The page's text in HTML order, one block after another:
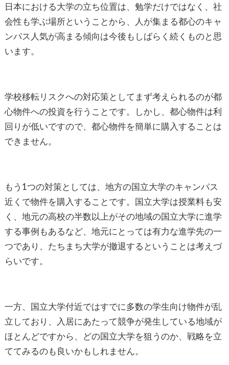
日本における大学の立ち位置は、勉学だけではなく、社
会性も学ぶ場所ということから、人が集まる都心のキャ
ンパス人気が高まる傾向は今後もしばらく続くものと思
います。
学校移転リスクへの対応策としてまず考えられるのが都
心物件への投資を行うことです。しかし、都心物件は利
回りが低いですので、都心物件を簡単に購入することは
できません。
もう1つの対策としては、地方の国立大学のキャンパス
近くで物件を購入することです。国立大学は授業料も安
く、地元の高校の半数以上がその地域の国立大学に進学
する事例もあるなど、地元にとっては有力な進学先の一
つであり、たちまち大学が撤退するということは考えづ
らいです。
一方、国立大学付近ではすでに多数の学生向け物件が乱
立しており、入居にあたって競争が発生している地域が
ほとんどですから、どの国立大学を狙うのか、戦略を立
ててみるのも良いかもしれません。